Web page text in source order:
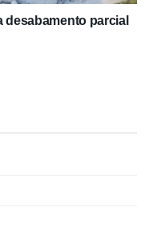
parcial